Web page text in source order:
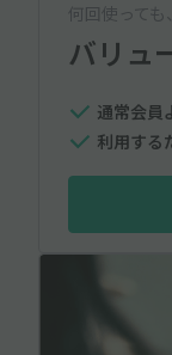
何回使っても
バリュ
通常会員
利用する